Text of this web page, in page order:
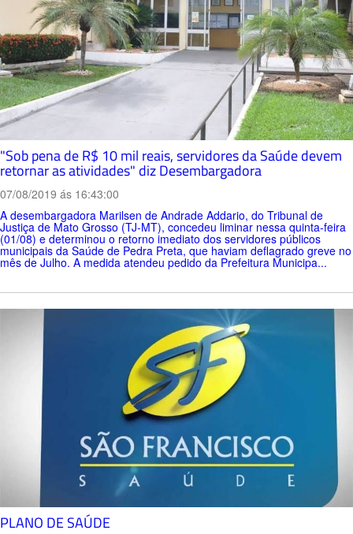
"Sob pena de R$ 10 mil reais, servidores da Saúde devem
retornar as atividades" diz Desembargadora
07/08/2019 ás 16:43:00
A desembargadora Marilsen de Andrade Addario, do Tribunal de
Justiça de Mato Grosso (TJ-MT), concedeu liminar nessa quinta-feira
(01/08) e determinou o retorno imediato dos servidores públicos
municipais da Saúde de Pedra Preta, que haviam deflagrado greve no
mês de Julho. A medida atendeu pedido da Prefeitura Municipa...
PLANO DE SAÚDE